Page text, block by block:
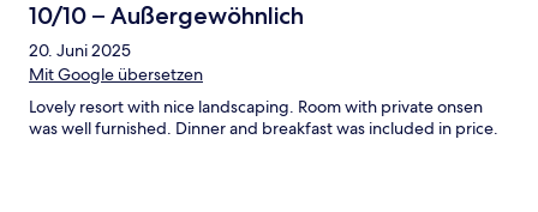
10/10 – Außergewöhnlich
20. Juni 2025
Mit Google übersetzen
Lovely resort with nice landscaping. Room with private onsen
was well furnished. Dinner and breakfast was included in price.